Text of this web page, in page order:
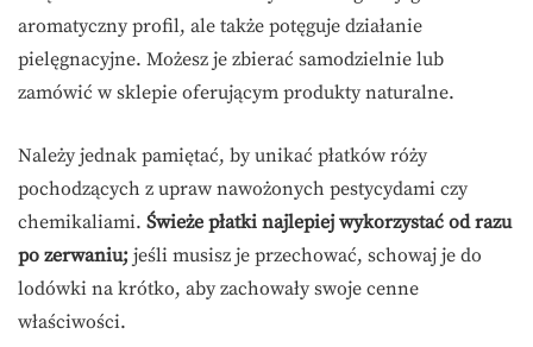
aromatyczny profil, ale także potęguje działanie
pielęgnacyjne. Możesz je zbierać samodzielnie lub
zamówić w sklepie oferującym produkty naturalne.
Należy jednak pamiętać, by unikać płatków róży
pochodzących z upraw nawożonych pestycydami czy
chemikaliami. Świeże płatki najlepiej wykorzystać od razu
po zerwaniu; jeśli musisz je przechować, schowaj je do
lodówki na krótko, aby zachowały swoje cenne
właściwości.